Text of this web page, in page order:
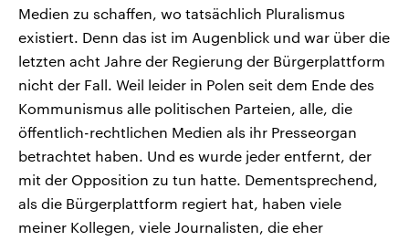
Medien zu schaffen, wo tatsächlich Pluralismus
existiert. Denn das ist im Augenblick und war über die
letzten acht Jahre der Regierung der Bürgerplattform
nicht der Fall. Weil leider in Polen seit dem Ende des
Kommunismus alle politischen Parteien, alle, die
öffentlich-rechtlichen Medien als ihr Presseorgan
betrachtet haben. Und es wurde jeder entfernt, der
mit der Opposition zu tun hatte. Dementsprechend,
als die Bürgerplattform regiert hat, haben viele
meiner Kollegen, viele Journalisten, die eher